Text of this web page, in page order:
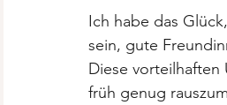
Ich habe das Glück,
sein, gute
Diese
früh genug